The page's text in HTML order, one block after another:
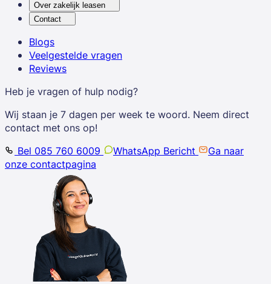
Over zakelijk leasen
Contact
Blogs
Veelgestelde vragen
Reviews
Heb je vragen of hulp nodig?
Wij staan je 7 dagen per week te woord. Neem direct
contact met ons op!
Bel 085 760 6009
WhatsApp Bericht
Ga naar
onze contactpagina